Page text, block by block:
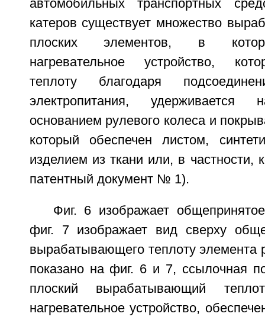
автомобильных транспортных
катеров существует множество
плоских элементов, в
нагревательное устройство,
теплоту благодаря
электропитания,
основанием рулевого колеса и
который обеспечен листом,
изделием из ткани или, в частности,
патентный документ № 1).
Фиг. 6 изображает
фиг. 7 изображает вид сверху
вырабатывающего теплоту элемента
показано на фиг. 6 и 7, ссылочная
плоский вырабатывающий
нагревательное устройство,